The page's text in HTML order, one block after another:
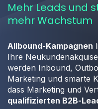
Mehr Leads und
mehr Wachstum
Allbound‑Kampagnen
Ihre
werden Inbound,
Marketing und smarte
dass Marketing und
qualifizierten